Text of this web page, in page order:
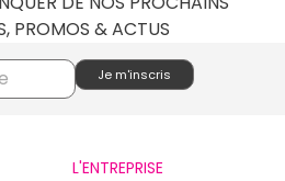
PROMOS & ACTUS
L'ENTREPRISE